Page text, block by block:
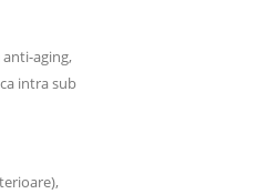
aging,
intra sub